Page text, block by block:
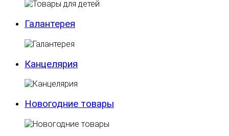
Галантерея
Канцелярия
Новогодние товары